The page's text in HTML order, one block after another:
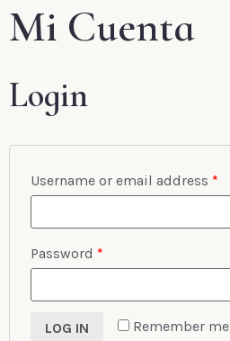
Mi Cuenta
Login
Username or email address *
Password *
Remember me
LOG IN